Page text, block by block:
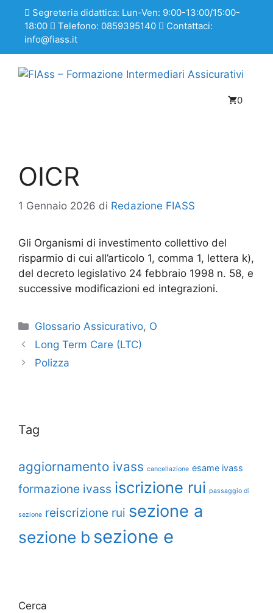
Segreteria didattica: Lun-Ven: 9:00-13:00/15:00-
18:00
Telefono: 0859395140
Contattaci:
info@fiass.it
0
OICR
1 Gennaio 2026 di Redazione FIASS
Gli Organismi di investimento collettivo del
risparmio di cui all’articolo 1, comma 1, lettera k),
del decreto legislativo 24 febbraio 1998 n. 58, e
successive modificazioni ed integrazioni.
Glossario Assicurativo, O
Long Term Care (LTC)
Polizza
Tag
aggiornamento ivass cancellazione esame ivass
formazione ivass iscrizione rui passaggio di
sezione reiscrizione rui sezione a
sezione b sezione e
Cerca